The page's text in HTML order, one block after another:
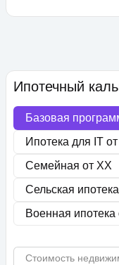
Ипотечный
Базовая
Ипотека для IT от
Семейная от XX
Сельская
Военная ипотека
Стоимость